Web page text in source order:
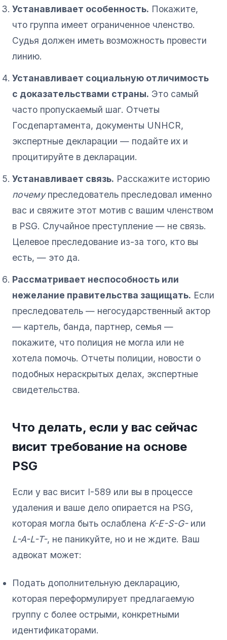
Устанавливает особенность. Покажите,
что группа имеет ограниченное членство.
Судья должен иметь возможность провести
линию.
Устанавливает социальную отличимость
с доказательствами страны. Это самый
часто пропускаемый шаг. Отчеты
Госдепартамента, документы UNHCR,
экспертные декларации — подайте их и
процитируйте в декларации.
Устанавливает связь. Расскажите историю
почемупреследователь преследовал именно
вас и свяжите этот мотив с вашим членством
в PSG. Случайное преступление — не связь.
Целевое преследование из-за того, кто вы
есть, — это да.
Рассматривает неспособность или
нежелание правительства защищать. Если
преследователь — негосударственный актор
— картель, банда, партнер, семья —
покажите, что полиция не могла или не
хотела помочь. Отчеты полиции, новости о
подобных нераскрытых делах, экспертные
свидетельства.
Что делать, если у вас сейчас
висит требование на основе
PSG
Если у вас висит I-589 или вы в процессе
удаления и ваше дело опирается на PSG,
которая могла быть ослаблена K-E-S-G-или
L-A-L-T-, не паникуйте, но и не ждите. Ваш
адвокат может:
Подать дополнительную декларацию,
которая переформулирует предлагаемую
группу с более острыми, конкретными
идентификаторами.